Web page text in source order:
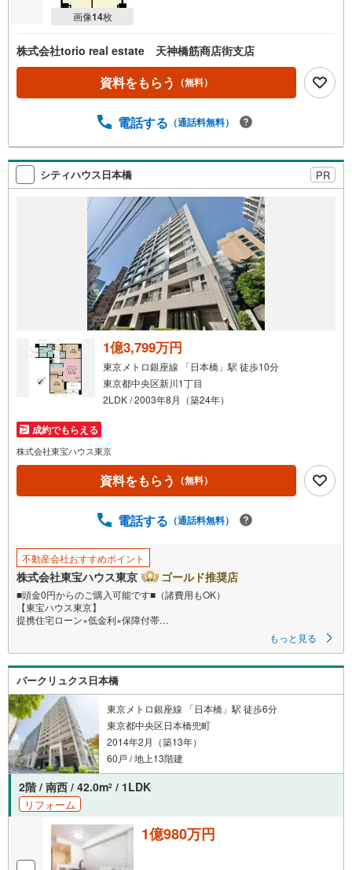
画像14枚
株式会社torio real estate 天神橋筋商店街支店
資料をもらう （無料）
電話する （通話料無料）
シティハウス日本橋 PR
1億3,799万円
東京メトロ銀座線 「日本橋」駅 徒歩10分
東京都中央区新川1丁目
2LDK / 2003年8月（築24年）
成約でもらえる
株式会社東宝ハウス東京
資料をもらう （無料）
電話する （通話料無料）
不動産会社おすすめポイント
株式会社東宝ハウス東京 ゴールド推奨店
■頭金0円からのご購入可能です■（諸費用もOK）
【東宝ハウス東京】
提携住宅ローン×低金利×保障付帯
【Yahoo！ 不動産キャンペーン対象店舗】
当店で物件を成約するとPayPayボーナスライトがもらえる
「Yahoo！ 不動産 物件ご成約キャンペーン」の対象になります。
「資料をもらう」「見学予約をする」ボタンからお問い合わせください。
※必ずYahoo！ JAPAN IDでログインしてください。
※PayPayボーナスライトは出金と譲渡はできません。
ご案内・詳細な資料のご請求はお気軽にどうぞ♪
お電話でのお問い合わせも常時受け付けております！
お気軽にお問い合わせください。
もっと見る
パークリュクス日本橋
東京メトロ銀座線 「日本橋」駅 徒歩6分
東京都中央区日本橋兜町
2014年2月（築13年）
60戸 / 地上13階建
2階 / 南西 / 42.0m2 / 1LDK
リフォーム
1億980万円